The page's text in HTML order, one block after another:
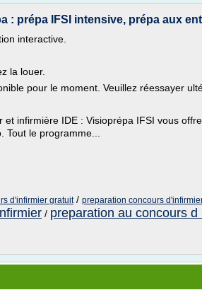
: prépa IFSI intensive, prépa aux
interactive.
la louer.
pour le moment. Veuillez réessayer
et infirmière IDE : Visioprépa IFSI vous
le programme...
d'infirmier gratuit/ preparation concours
/ preparation au concours d